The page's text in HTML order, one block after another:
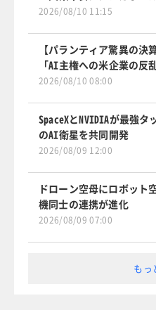
2026/08/10 11:15
【パランティア驚異の決
「AI主権への米企業の反
2026/08/10 08:00
SpaceXとNVIDIAが最強
のAI衛星を共同開発
2026/08/09 12:00
ドローン空母にロボット
機同士の連携が進化
2026/08/09 07:00
もっ